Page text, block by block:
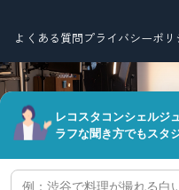
よくある質問プライバシーポリ
© Copyright
レコスタコンシェルジ
ラフな聞き方でもスタ